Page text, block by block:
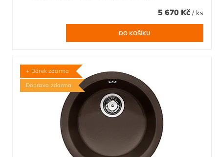
5 670 Kč / ks
+ Dárek zdarma
Doprava zdarma